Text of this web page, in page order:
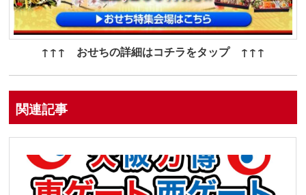
↑↑↑ おせちの詳細はコチラをタップ ↑↑↑
関連記事